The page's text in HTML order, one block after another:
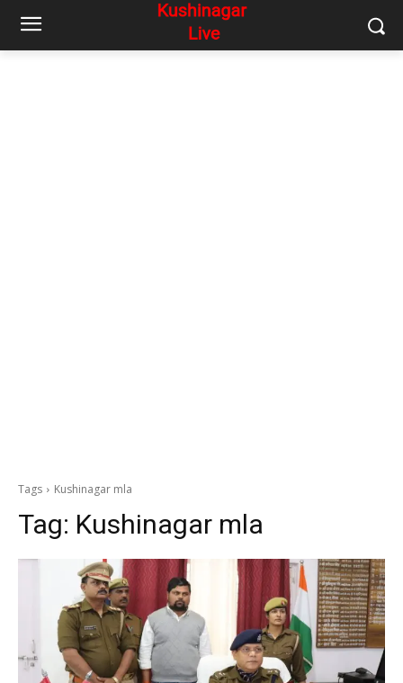
Tags Kushinagar mla
Tag: Kushinagar mla